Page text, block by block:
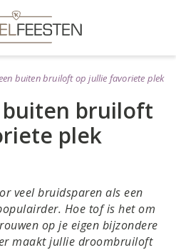
buiten bruiloft op jullie favoriete plek
buiten bruiloft
plek
veel bruidsparen als een
Hoe tof is het om
op je eigen bijzondere
maakt jullie droombruiloft